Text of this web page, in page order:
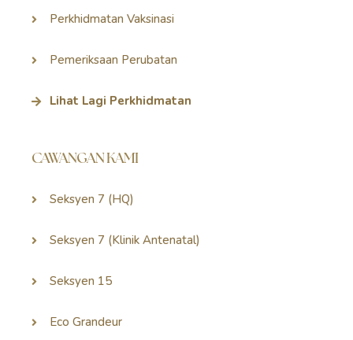
Perkhidmatan Vaksinasi
Pemeriksaan Perubatan
Lihat Lagi Perkhidmatan
CAWANGAN KAMI
Seksyen 7 (HQ)
Seksyen 7 (Klinik Antenatal)
Seksyen 15
Eco Grandeur